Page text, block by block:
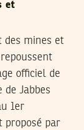
et
des mines et
officiel de
de Jabbes
1er
proposé par